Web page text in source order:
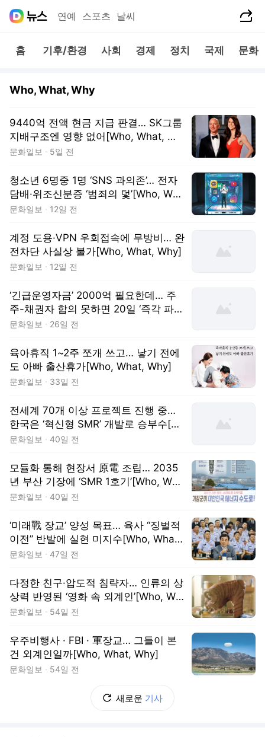
연예 스포츠 날씨
홈 기후/환경 사회 경제 정치 국제 문화
Who, What, Why
9440억 전액 현금 지급 판결… SK그룹
지배구조엔 영향 없어[Who, What, Wh
y]
문화일보 5일 전
청소년 6명중 1명 ‘SNS 과의존’… 전자
담배·위조신분증 ‘범죄의 덫’[Who, Wha
t, Why]
문화일보 12일 전
계정 도용·VPN 우회접속에 무방비… 완
전차단 사실상 불가[Who, What, Why]
문화일보 12일 전
‘긴급운영자금’ 2000억 필요한데… 주
주-채권자 합의 못하면 20일 ‘즉각 파
산’[Who, What, Why]
문화일보 26일 전
육아휴직 1~2주 쪼개 쓰고… 낳기 전에
도 아빠 출산휴가[Who, What, Why]
문화일보 33일 전
전세계 70개 이상 프로젝트 진행 중…
한국은 ‘혁신형 SMR’ 개발로 승부수[W
ho, What, Why]
문화일보 40일 전
모듈화 통해 현장서 原電 조립… 2035
년 부산 기장에 ‘SMR 1호기’[Who, Wha
t, Why]
문화일보 40일 전
‘미래戰 장교’ 양성 목표… 육사 “징벌적
이전” 반발에 실현 미지수[Who, What,
Why]
문화일보 47일 전
다정한 친구·압도적 침략자… 인류의 상
상력 반영된 ‘영화 속 외계인’[Who, Wh
at, Why]
문화일보 54일 전
우주비행사 · FBI · 軍장교… 그들이 본
건 외계인일까[Who, What, Why]
문화일보 54일 전
새로운 기사